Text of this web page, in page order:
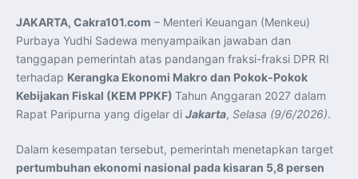
JAKARTA, Cakra101.com – Menteri Keuangan (Menkeu)
Purbaya Yudhi Sadewa menyampaikan jawaban dan
tanggapan pemerintah atas pandangan fraksi-fraksi DPR RI
terhadap Kerangka Ekonomi Makro dan Pokok-Pokok
Kebijakan Fiskal (KEM PPKF) Tahun Anggaran 2027 dalam
Rapat Paripurna yang digelar di Jakarta, Selasa (9/6/2026).
Dalam kesempatan tersebut, pemerintah menetapkan target
pertumbuhan ekonomi nasional pada kisaran 5,8 persen